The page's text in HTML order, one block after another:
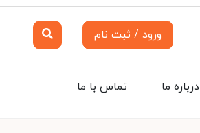
ورود / ثبت نام
تماس با ما درباره ما